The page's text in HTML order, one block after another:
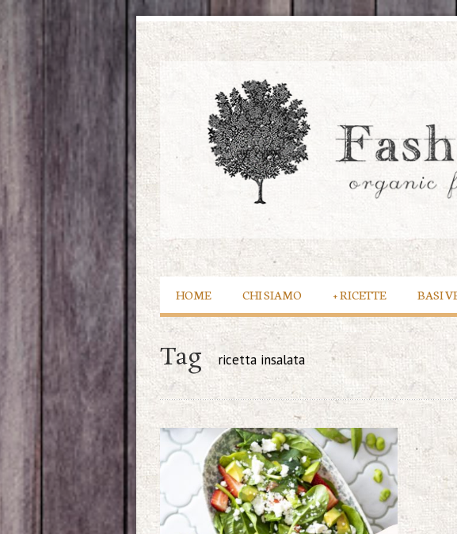
HOME CHI SIAMO RICETTE
+ BASI
Tag ricetta insalata